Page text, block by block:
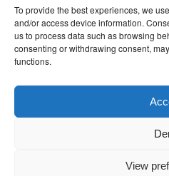
To provide the best experiences, we
and/or access device information.
us to process data such as browsing
consenting or withdrawing consent,
functions.
View
Proudly powered